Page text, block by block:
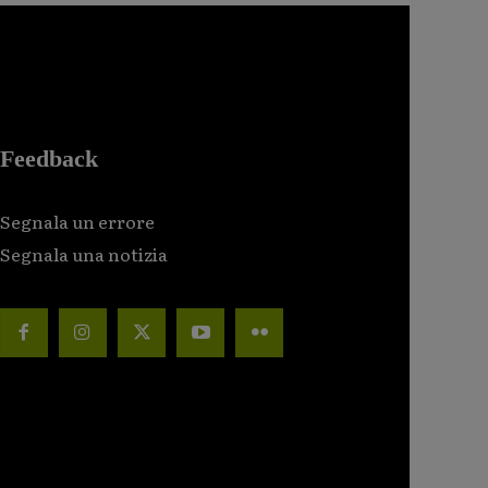
Feedback
Segnala un errore
Segnala una notizia